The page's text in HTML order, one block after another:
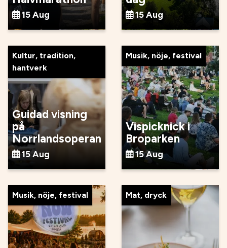
15 Aug 15 Aug
Kultur, tradition,
hantverk
Guidad visning
på
Norrlandsoperan
15 Aug
Musik, nöje, festival
Vispicknick i
Broparken
15 Aug
Musik, nöje, festival Mat, dryck